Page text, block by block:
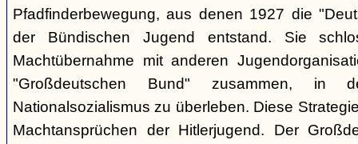
Pfadfinderbewegung, aus denen 1927 die
der Bündischen Jugend entstand. Sie
Machtübernahme mit anderen
"Großdeutschen Bund" zusammen,
Nationalsozialismus zu überleben. Diese
Machtansprüchen der Hitlerjugend. Der